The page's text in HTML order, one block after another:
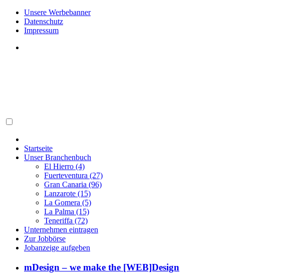
Unsere Werbebanner
Datenschutz
Impressum
Startseite
Unser Branchenbuch
El Hierro (4)
Fuerteventura (27)
Gran Canaria (96)
Lanzarote (15)
La Gomera (5)
La Palma (15)
Teneriffa (72)
Unternehmen eintragen
Zur Jobbörse
Jobanzeige aufgeben
mDesign – we make the [WEB]Design